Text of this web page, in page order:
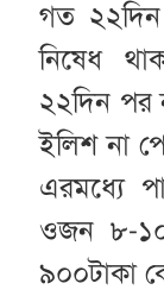
গত ২২দিন
নিষেধ
২২দিন পর
ইলিশ না
এরমধ্যে
ওজন ৮-
৯০০টাকা